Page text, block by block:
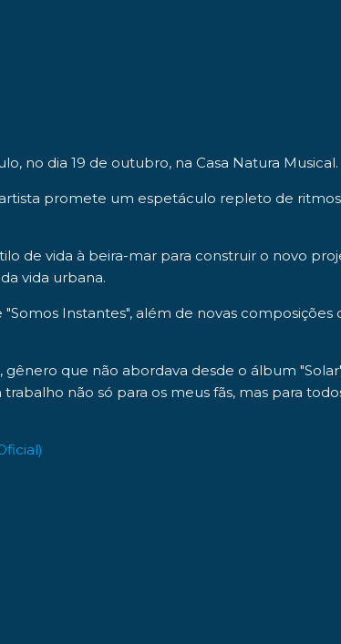
, no dia 19 de outubro, na Casa Natura Musical.
promete um espetáculo repleto de
de vida à beira-mar para construir o novo
vida urbana.
"Somos Instantes", além de novas
que não abordava desde o álbum
não só para os meus fãs, mas para